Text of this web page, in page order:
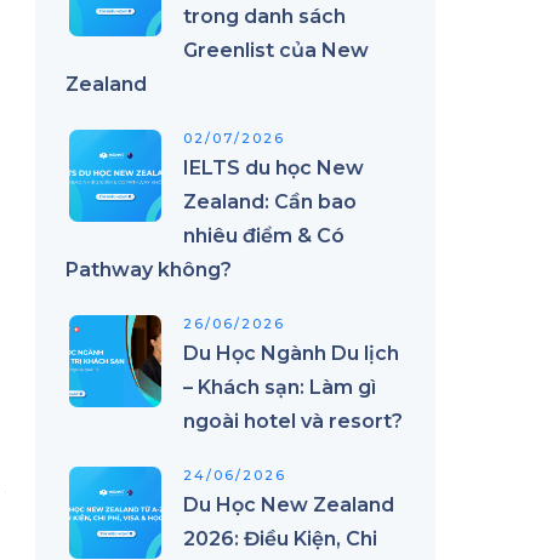
trong danh sách
Greenlist của New
Zealand
02/07/2026
IELTS du học New
Zealand: Cần bao
nhiêu điểm & Có
Pathway không?
26/06/2026
Du Học Ngành Du lịch
– Khách sạn: Làm gì
ngoài hotel và resort?
24/06/2026
Du Học New Zealand
2026: Điều Kiện, Chi